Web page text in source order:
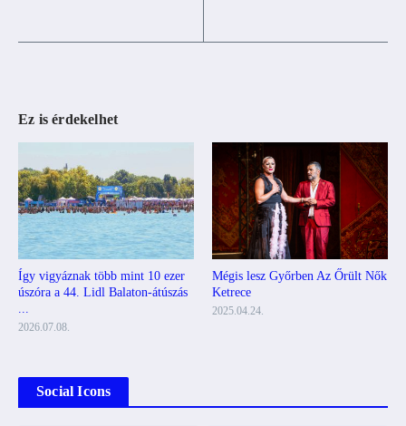
Ez is érdekelhet
Így vigyáznak több mint 10 ezer
úszóra a 44. Lidl Balaton-átúszás
...
2026.07.08.
Mégis lesz Győrben Az Őrült Nők
Ketrece
2025.04.24.
Social Icons